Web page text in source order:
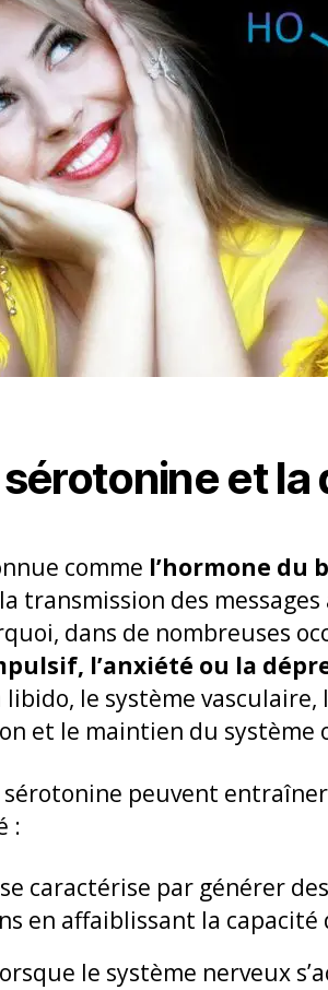
et
comme l’hormone du
transmission des
dans de nombreuses
l’anxiété ou la
le système
et le maintien du système
sérotonine peuvent
:
caractérise par générer
en affaiblissant la capacité
le système nerveux